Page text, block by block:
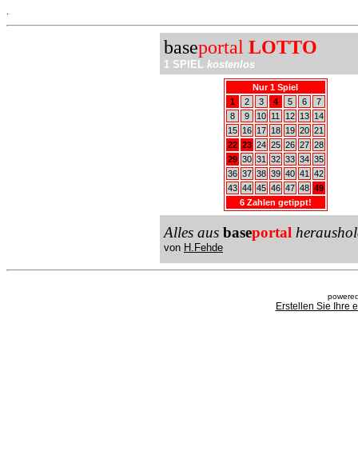
baseportal LOTTO
1 SPIEL kostenlos
Nur 1 Spiel
1
2 3 4 5 6
7
8
9 10 11 12 13
14
15
16 17 18 19 20 21
22 23 24 25 26 27 28
29 30 31 32 33 34 35
36 37 38 39 40 41
42
43 44 45 46 47 48 49
6 Zahlen getippt!
Alles aus baseportal
von H.Fehde
Erstellen Sie Ihre